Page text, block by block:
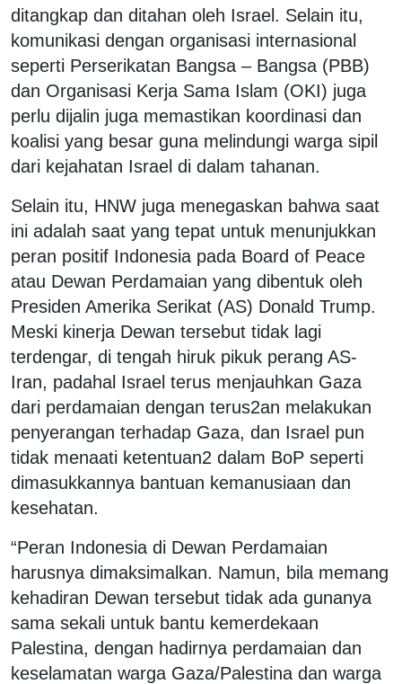
ditangkap dan ditahan oleh Israel. Selain itu,
komunikasi dengan organisasi internasional
seperti Perserikatan Bangsa – Bangsa (PBB)
dan Organisasi Kerja Sama Islam (OKI) juga
perlu dijalin juga memastikan koordinasi dan
koalisi yang besar guna melindungi warga sipil
dari kejahatan Israel di dalam tahanan.
Selain itu, HNW juga menegaskan bahwa saat
ini adalah saat yang tepat untuk menunjukkan
peran positif Indonesia pada Board of Peace
atau Dewan Perdamaian yang dibentuk oleh
Presiden Amerika Serikat (AS) Donald Trump.
Meski kinerja Dewan tersebut tidak lagi
terdengar, di tengah hiruk pikuk perang AS-
Iran, padahal Israel terus menjauhkan Gaza
dari perdamaian dengan terus2an melakukan
penyerangan terhadap Gaza, dan Israel pun
tidak menaati ketentuan2 dalam BoP seperti
dimasukkannya bantuan kemanusiaan dan
kesehatan.
“Peran Indonesia di Dewan Perdamaian
harusnya dimaksimalkan. Namun, bila memang
kehadiran Dewan tersebut tidak ada gunanya
sama sekali untuk bantu kemerdekaan
Palestina, dengan hadirnya perdamaian dan
keselamatan warga Gaza/Palestina dan warga